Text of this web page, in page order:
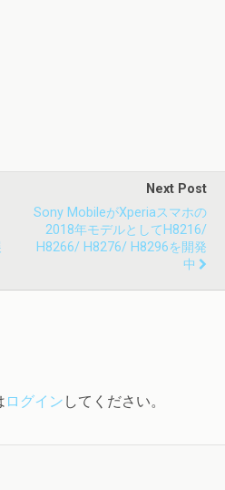
Next Post
Sony MobileがXperiaスマホの
2018年モデルとしてH8216/
H8266/ H8276/ H8296を開発
中
ログイン してください。